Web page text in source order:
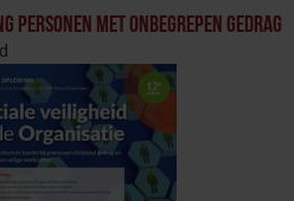
Personen met onbegrepen gedrag